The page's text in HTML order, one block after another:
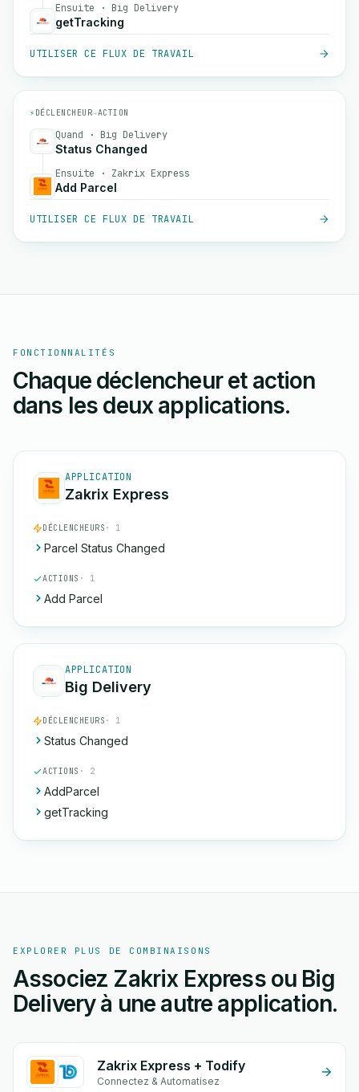
Ensuite · Big Delivery
getTracking
UTILISER CE FLUX DE TRAVAIL
⚡ DÉCLENCHEUR→ACTION
Quand · Big Delivery
Status Changed
Ensuite · Zakrix Express
Add Parcel
UTILISER CE FLUX DE TRAVAIL
FONCTIONNALITÉS
Chaque déclencheur et action
dans les deux applications.
APPLICATION
Zakrix Express
DÉCLENCHEURS · 1
Parcel Status Changed
ACTIONS · 1
Add Parcel
APPLICATION
Big Delivery
DÉCLENCHEURS · 1
Status Changed
ACTIONS · 2
AddParcel
getTracking
EXPLORER PLUS DE COMBINAISONS
Associez Zakrix Express ou Big
Delivery à une autre application.
Zakrix Express + Todify
Connectez & Automatisez